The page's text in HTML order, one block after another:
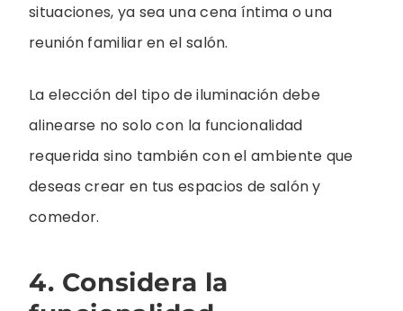
situaciones, ya sea una cena íntima o una
reunión familiar en el salón.
La elección del tipo de iluminación debe
alinearse no solo con la funcionalidad
requerida sino también con el ambiente que
deseas crear en tus espacios de salón y
comedor.
4. Considera la